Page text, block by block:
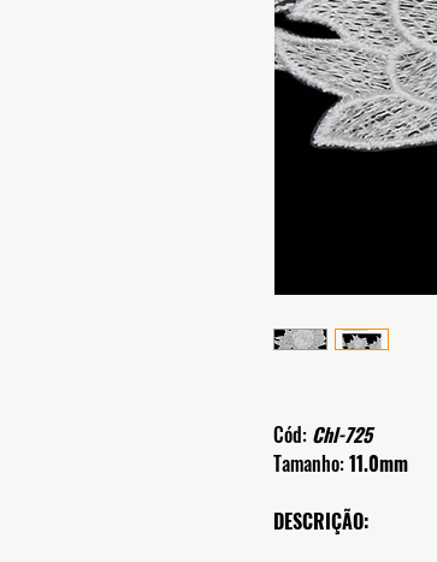
Cód: Chl-725
Tamanho:11.0mm
DESCRIÇÃO: